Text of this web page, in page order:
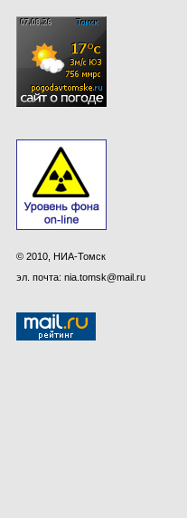
© 2010, НИА-Томск
эл. почта: nia.tomsk@mail.ru